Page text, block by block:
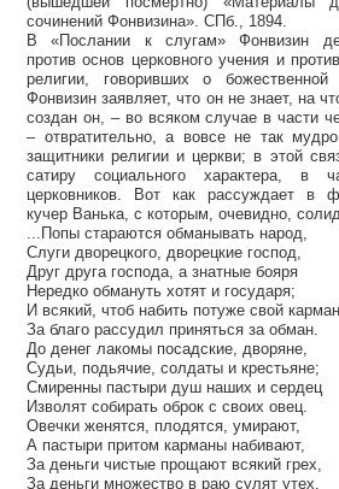
сочинений Фонвизина». СПб., 1894.
В «Послании к слугам» Фонвизин
против основ церковного учения и
религии, говоривших о божественной
Фонвизин заявляет, что он не знает, на
создан он, – во всяком случае в части
– отвратительно, а вовсе не так
защитники религии и церкви; в этой
сатиру социального характера, в
церковников. Вот как рассуждает в
кучер Ванька, с которым, очевидно,
...Попы стараются обманывать народ,
Слуги дворецкого, дворецкие господ,
Друг друга господа, а знатные бояря
Нередко обмануть хотят и государя;
И всякий, чтоб набить потуже свой
За благо рассудил приняться за обман.
До денег лакомы посадские, дворяне,
Судьи, подьячие, солдаты и крестьяне;
Смиренны пастыри душ наших и сердец
Изволят собирать оброк с своих овец.
Овечки женятся, плодятся, умирают,
А пастыри притом карманы набивают,
За деньги чистые прощают всякий грех,
За деньги множество в раю сулят утех.